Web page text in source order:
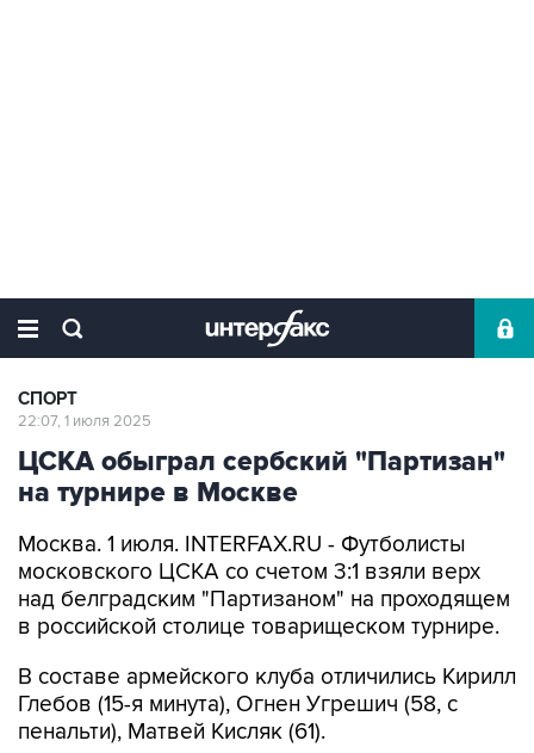
СПОРТ
22:07, 1 июля 2025
ЦСКА обыграл сербский "Партизан"
на турнире в Москве
Москва. 1 июля. INTERFAX.RU - Футболисты
московского ЦСКА со счетом 3:1 взяли верх
над белградским "Партизаном" на проходящем
в российской столице товарищеском турнире.
В составе армейского клуба отличились Кирилл
Глебов (15-я минута), Огнен Угрешич (58, с
пенальти), Матвей Кисляк (61).